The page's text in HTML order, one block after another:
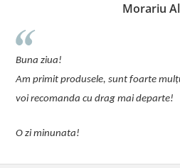
Morariu
Buna ziua!
Am primit produsele, sunt foarte
voi recomanda cu drag mai departe!
O zi minunata!